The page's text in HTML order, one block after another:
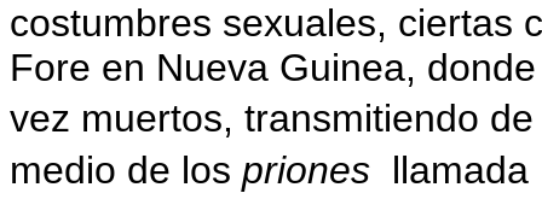
costumbres sexuales, ciertas
Fore en Nueva Guinea,
vez muertos, transmitiendo
medio de los priones